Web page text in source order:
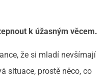
k úžasným věcem.
že si mladí nevšímají
situace, prostě něco, co